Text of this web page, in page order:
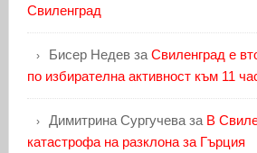
Свиленград
Бисер Недевза Свиленград е
по избирателна активност към 11
Димитрина Сургучеваза В
катастрофа на разклона за Гърция